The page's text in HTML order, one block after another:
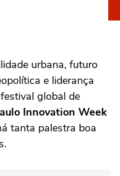
urbana, futuro
e liderança
global de
Innovation Week
tanta palestra boa